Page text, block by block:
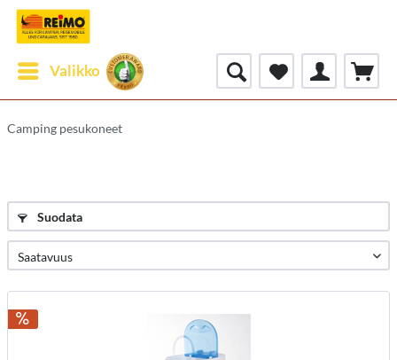
Valikko
Camping pesukoneet
Suodata